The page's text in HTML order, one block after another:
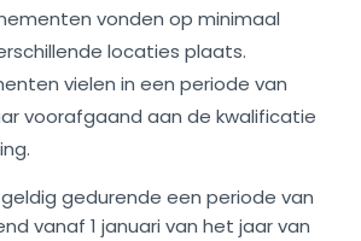
vonden op minimaal
locaties plaats.
vielen in een periode van
voorafgaand aan de kwalificatie
gedurende een periode van
vanaf 1 januari van het jaar van